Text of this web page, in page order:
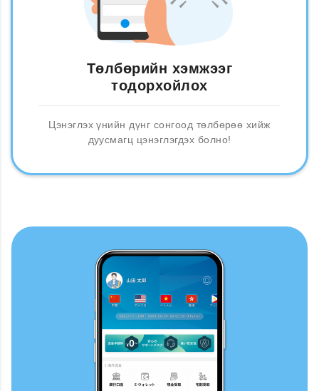
Төлбөрийн хэмжээг
тодорхойлох
Цэнэглэх үнийн дүнг сонгоод төлбөрөө хийж
дуусмагц цэнэглэгдэх болно!